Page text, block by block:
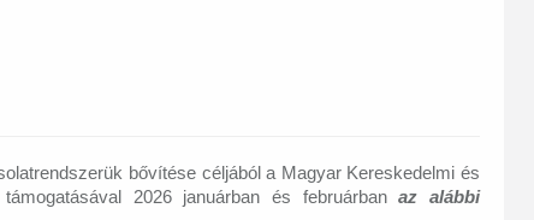
bővítése céljából a Magyar Kereskedelmi és
támogatásával 2026 januárban és februárbanaz alábbi